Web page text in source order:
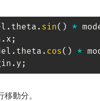
. theta . sin( ) *
. x ;
. theta . cos( ) *
. y ;
動分。